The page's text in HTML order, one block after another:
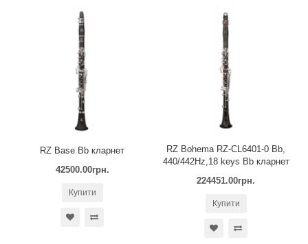
RZ Base Bb кларнет
42500.00грн.
Купити
RZ Bohema RZ-CL6401-0 Bb,
440/442Hz,18 keys Bb кларнет
224451.00грн.
Купити